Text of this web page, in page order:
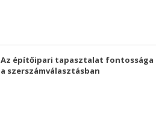
Az építőipari tapasztalat fontossága
a szerszámválasztásban